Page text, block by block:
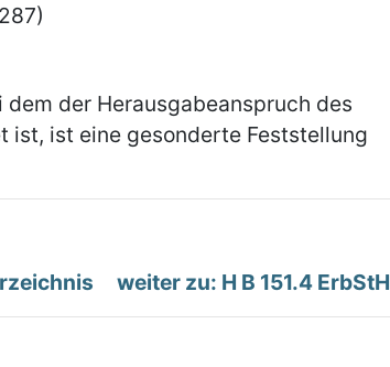
der Herausgabeanspruch des
ist, ist eine gesonderte Feststellung
weiter zu: H B 151.4 ErbStH